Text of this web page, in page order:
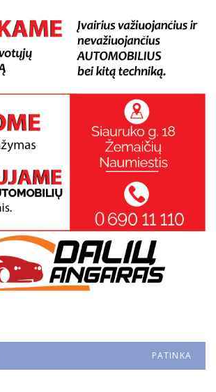
PATINKA